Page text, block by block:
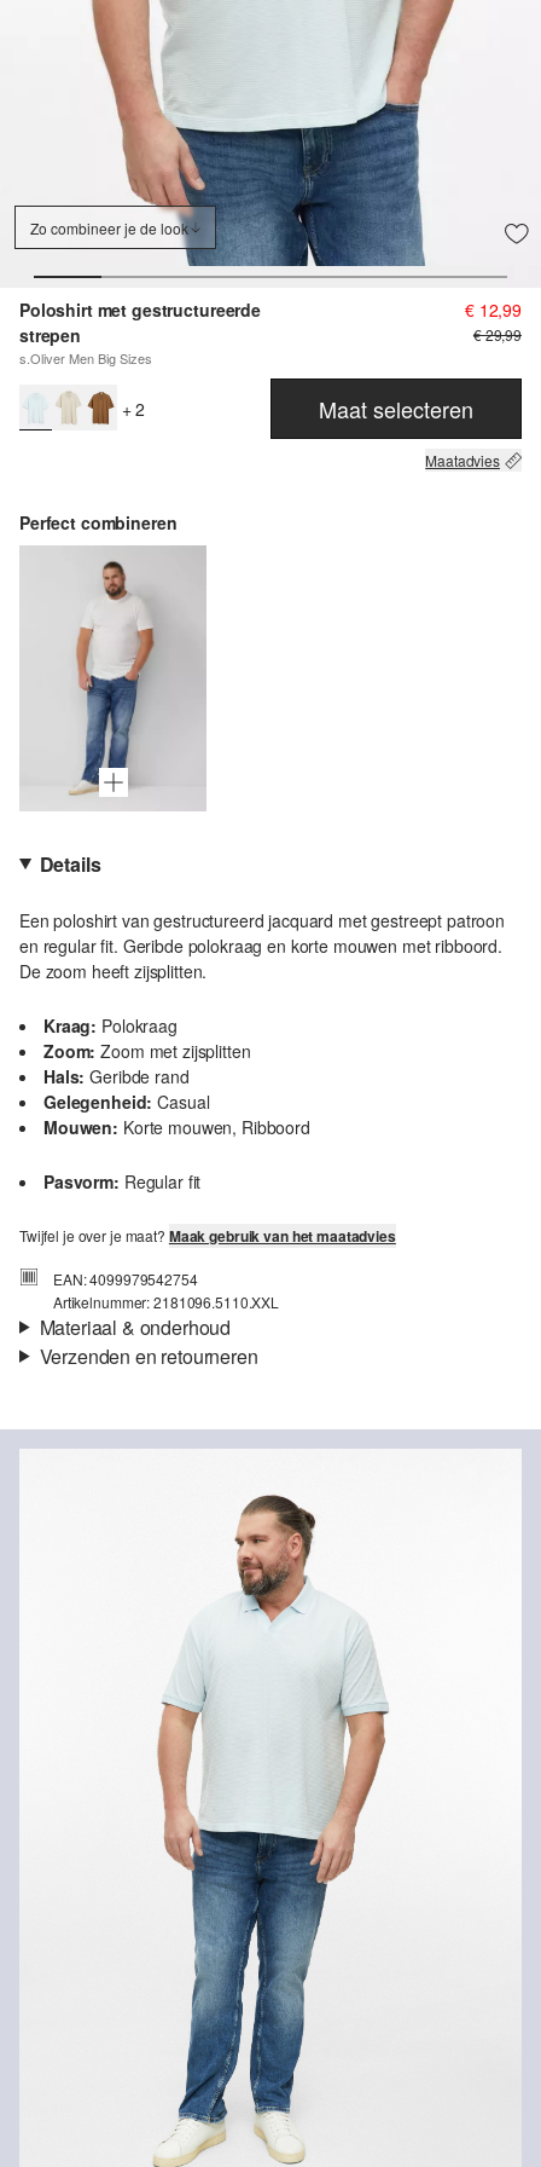
Zo combineer je de look
Poloshirt met gestructureerde
strepen
s.Oliver Men Big Sizes
€ 12,99
€ 29,99
+ 2 Maat selecteren
Maatadvies
Perfect combineren
Details
Een poloshirt van gestructureerd jacquard met gestreept patroon
en regular fit. Geribde polokraag en korte mouwen met ribboord.
De zoom heeft zijsplitten.
Kraag: Polokraag
Zoom: Zoom met zijsplitten
Hals: Geribde rand
Gelegenheid: Casual
Mouwen: Korte mouwen, Ribboord
Pasvorm: Regular fit
Twijfel je over je maat? Maak gebruik van het maatadvies
EAN: 4099979542754
Artikelnummer: 2181096.5110.XXL
Materiaal & onderhoud
Materiaal: Katoenmix
Niet bleken met chloor
Geen chemische reiniging mogelijk
Matig heet strijken
Drogen met een gematigde thermische belasting
Verzenden en retourneren
Je bestelling wordt binnen 3-5 werkdagen verzonden door bpost.
Je kunt je artikelen binnen 14 dagen gratis aan ons retourneren.
Als je onze s.Oliver Card hebt, kun je artikelen zelfs binnen 30
dagen gratis retourneren.